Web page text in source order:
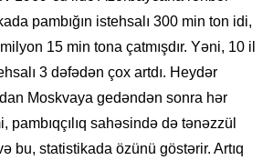
pambığın istehsalı 300 min ton idi,
15 min tona çatmışdır. Yəni, 10 il
3 dəfədən çox artdı. Heydər
Moskvaya gedəndən sonra hər
pambıqçılıq sahəsində də tənəzzül
bu, statistikada özünü göstərir. Artıq